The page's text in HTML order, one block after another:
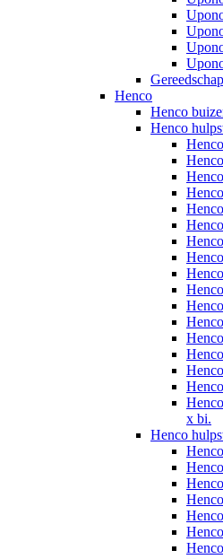
Gereedschap
Henco
Henco
Henco
x bi.
Henco